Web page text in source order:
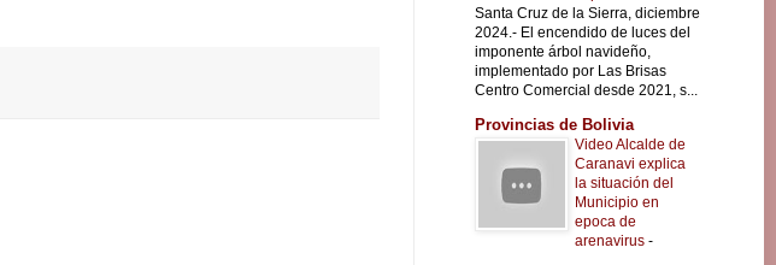
Santa Cruz de la Sierra, diciembre
2024.- El encendido de luces del
imponente árbol navideño,
implementado por Las Brisas
Centro Comercial desde 2021, s...
Provincias de Bolivia
Video Alcalde de
Caranavi explica
la situación del
Municipio en
epoca de
arenavirus -